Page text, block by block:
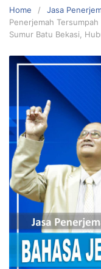
Home
Jasa
Penerjemah
Sumur Batu Bekasi,